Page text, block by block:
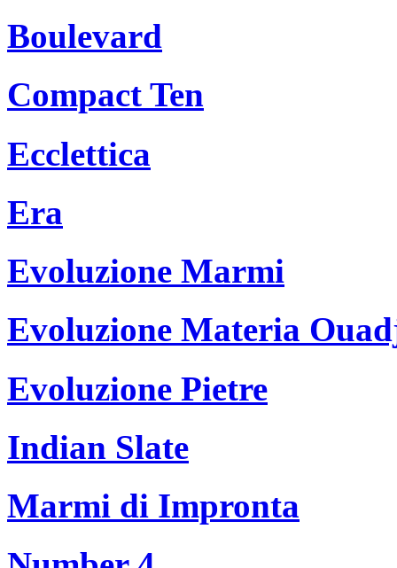
Boulevard
Compact Ten
Ecclettica
Era
Evoluzione Marmi
Evoluzione Materia
Evoluzione Pietre
Indian Slate
Marmi di Impronta